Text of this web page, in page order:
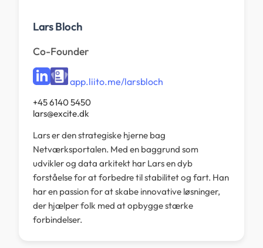
Lars Bloch
Co-Founder
app.liito.me/larsbloch
+45 6140 5450
lars@excite.dk
Lars er den strategiske hjerne bag
Netværksportalen. Med en baggrund som
udvikler og data arkitekt har Lars en dyb
forståelse for at forbedre til stabilitet og fart. Han
har en passion for at skabe innovative løsninger,
der hjælper folk med at opbygge stærke
forbindelser.